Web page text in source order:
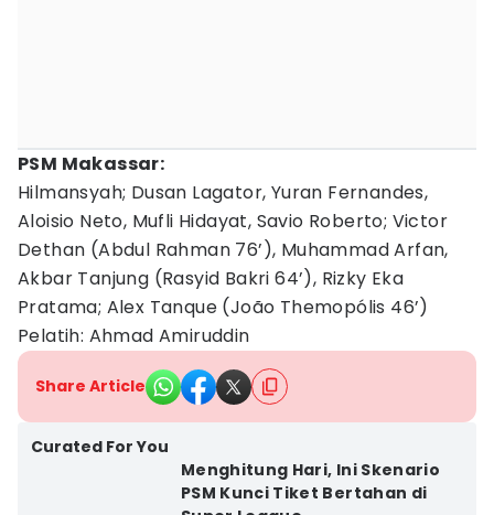
PSM Makassar:
Hilmansyah; Dusan Lagator, Yuran Fernandes,
Aloisio Neto, Mufli Hidayat, Savio Roberto; Victor
Dethan (Abdul Rahman 76’), Muhammad Arfan,
Akbar Tanjung (Rasyid Bakri 64’), Rizky Eka
Pratama; Alex Tanque (João Themopólis 46’)
Pelatih: Ahmad Amiruddin
Share Article
Curated For You
Menghitung Hari, Ini Skenario
PSM Kunci Tiket Bertahan di